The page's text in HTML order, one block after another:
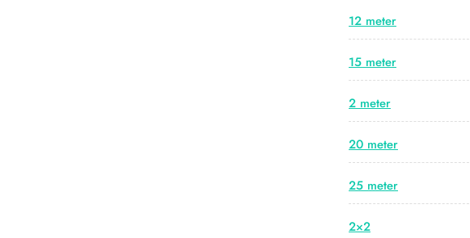
12 meter
15 meter
2 meter
20 meter
25 meter
2×2